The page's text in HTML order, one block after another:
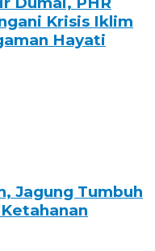
Krisis Iklim
Hayati
Jagung Tumbuh